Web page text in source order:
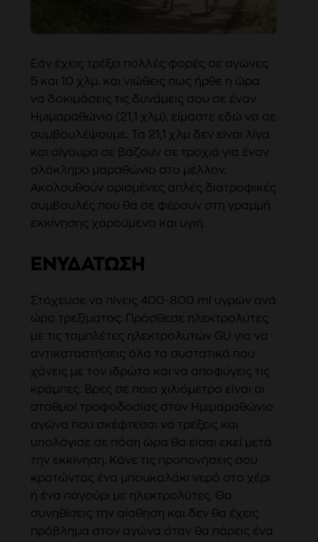
Εάν έχεις τρέξει πολλές φορές σε αγώνες
5 και 10 χλμ. και νιώθεις πως ήρθε η ώρα
να δοκιμάσεις τις δυνάμεις σου σε έναν
Ημιμαραθώνιο (21,1 χλμ), είμαστε εδώ να σε
συμβουλέψουμε. Τα 21,1 χλμ δεν είναι λίγα
και σίγουρα σε βάζουν σε τροχιά για έναν
ολόκληρο μαραθώνιο στο μέλλον.
Ακολουθούν ορισμένες απλές διατροφικές
συμβουλές που θα σε φέρουν στη γραμμή
εκκίνησης χαρούμενο και υγιή.
ΕΝΥΔΆΤΩΣΗ
Στόχευσε να πίνεις 400-800 ml υγρών ανά
ώρα τρεξίματος. Πρόσθεσε ηλεκτρολύτες
με τις ταμπλέτες ηλεκτρολυτών GU για να
αντικαταστήσεις όλα τα συστατικά που
χάνεις με τον ιδρώτα και να αποφύγεις τις
κράμπες. Βρες σε ποιο χιλιόμετρο είναι οι
σταθμοί τροφοδοσίας στον Ημιμαραθώνιο
αγώνα που σκέφτεσαι να τρέξεις και
υπολόγισε σε πόση ώρα θα είσαι εκεί μετά
την εκκίνηση. Κάνε τις προπονήσεις σου
κρατώντας ένα μπουκαλάκι νερό στο χέρι
ή ένα παγούρι με ηλεκτρολύτες. Θα
συνηθίσεις την αίσθηση και δεν θα έχεις
πρόβλημα στον αγώνα όταν θα πάρεις ένα